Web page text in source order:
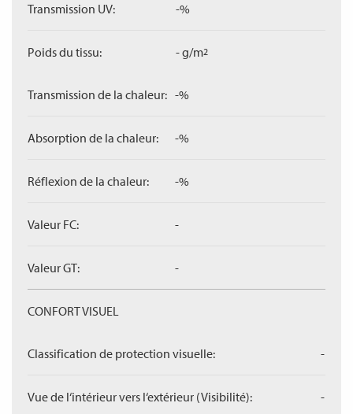
Transmission UV: -%
Poids du tissu: - g/m2
Transmission de la chaleur: -%
Absorption de la chaleur: -%
Réflexion de la chaleur: -%
Valeur FC: -
Valeur GT: -
CONFORT VISUEL
Classification de protection visuelle: -
Vue de l‘intérieur vers l‘extérieur (Visibilité): -